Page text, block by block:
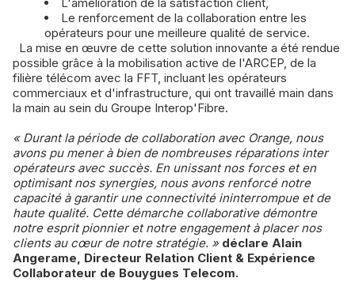
Le renforcement de la collaboration entre les
opérateurs pour une meilleure qualité de service.
La mise en œuvre de cette solution innovante a été rendue
possible grâce à la mobilisation active de l'ARCEP, de la
filière télécom avec la FFT, incluant les opérateurs
commerciaux et d'infrastructure, qui ont travaillé main dans
la main au sein du Groupe Interop'Fibre.
« Durant la période de collaboration avec Orange, nous
avons pu mener à bien de nombreuses réparations inter
opérateurs avec succès. En unissant nos forces et en
optimisant nos synergies, nous avons renforcé notre
capacité à garantir une connectivité ininterrompue et de
haute qualité. Cette démarche collaborative démontre
notre esprit pionnier et notre engagement à placer nos
clients au cœur de notre stratégie. » déclare Alain
Angerame, Directeur Relation Client & Expérience
Collaborateur de Bouygues Telecom.